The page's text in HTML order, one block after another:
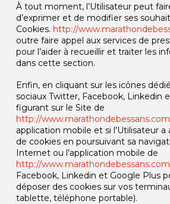
À tout moment, l’Utilisateur peut
d’exprimer et de modifier ses
Cookies. http://
outre faire appel aux services de
pour l’aider à recueillir et traiter les
dans cette section.
Enfin, en cliquant sur les icônes
sociaux Twitter, Facebook, Linkedin
figurant sur le Site de
http://www.marathondebessans.com
application mobile et si l’Utilisateur
de cookies en poursuivant sa
Internet ou l’application mobile de
http://www.marathondebessans.com
Facebook, Linkedin et Google Plus
déposer des cookies sur vos
tablette, téléphone portable).